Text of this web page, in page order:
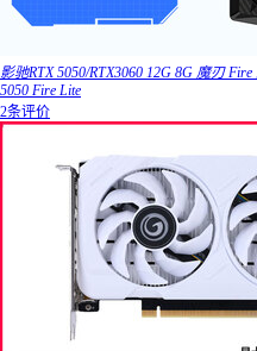
影驰RTX 5050/RTX3060 12G 8G 魔刃
5050 Fire Lite
2条评价